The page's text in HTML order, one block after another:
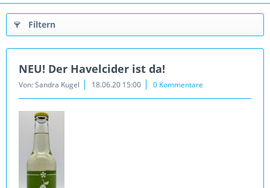
Filtern
NEU! Der Havelcider ist da!
Von: Sandra Kugel 18.06.20 15:00 0 Kommentare